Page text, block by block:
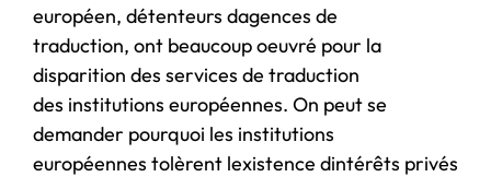
européen, détenteurs dagences de
traduction, ont beaucoup oeuvré pour la
disparition des services de traduction
des institutions européennes. On peut se
demander pourquoi les institutions
européennes tolèrent lexistence dintérêts privés